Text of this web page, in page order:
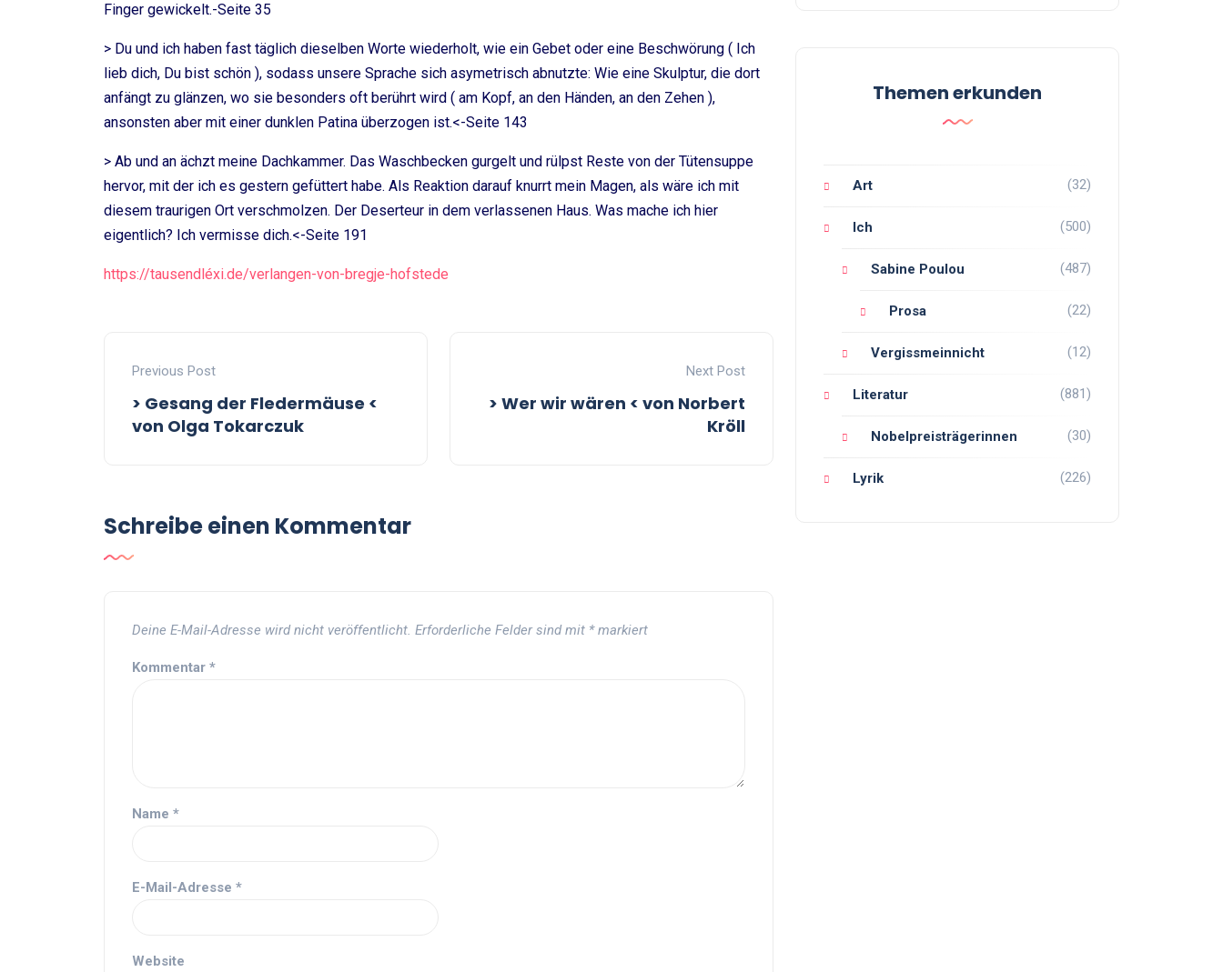
Finger gewickelt.-Seite 35
> Du und ich haben fast täglich dieselben Worte wiederholt, wie ein Gebet oder eine Beschwörung ( Ich
lieb dich, Du bist schön ), sodass unsere Sprache sich asymetrisch abnutzte: Wie eine Skulptur, die dort
anfängt zu glänzen, wo sie besonders oft berührt wird ( am Kopf, an den Händen, an den Zehen ),
ansonsten aber mit einer dunklen Patina überzogen ist.<-Seite 143
> Ab und an ächzt meine Dachkammer. Das Waschbecken gurgelt und rülpst Reste von der Tütensuppe
hervor, mit der ich es gestern gefüttert habe. Als Reaktion darauf knurrt mein Magen, als wäre ich mit
diesem traurigen Ort verschmolzen. Der Deserteur in dem verlassenen Haus. Was mache ich hier
eigentlich? Ich vermisse dich.<-Seite 191
https://tausendléxi.de/verlangen-von-bregje-hofstede
Previous Post
> Gesang der Fledermäuse <
von Olga Tokarczuk
Next Post
> Wer wir wären < von Norbert
Kröll
Schreibe einen Kommentar
Deine E-Mail-Adresse wird nicht veröffentlicht. Erforderliche Felder sind mit *markiert
Kommentar *
Name *
E-Mail-Adresse *
Website
Themen erkunden
Art (32)
Ich (500)
Sabine Poulou (487)
Prosa (22)
Vergissmeinnicht (12)
Literatur (881)
Nobelpreisträgerinnen (30)
Lyrik (226)